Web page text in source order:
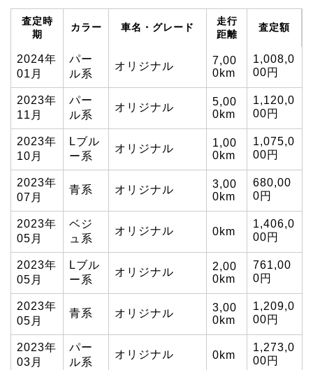
査定時
期
カラー 車名・グレード
走行
距離
査定額
2024年
01月
パー
ル系
オリジナル
7,00
0km
1,008,0
00円
2023年
11月
パー
ル系
オリジナル
5,00
0km
1,120,0
00円
2023年
10月
Lブル
ー系
オリジナル
1,00
0km
1,075,0
00円
2023年
07月
青系 オリジナル
3,00
0km
680,00
0円
2023年
05月
ベジ
ュ系
オリジナル 0km
1,406,0
00円
2023年
05月
Lブル
ー系
オリジナル
2,00
0km
761,00
0円
2023年
05月
青系 オリジナル
3,00
0km
1,209,0
00円
2023年
03月
パー
ル系
オリジナル 0km
1,273,0
00円